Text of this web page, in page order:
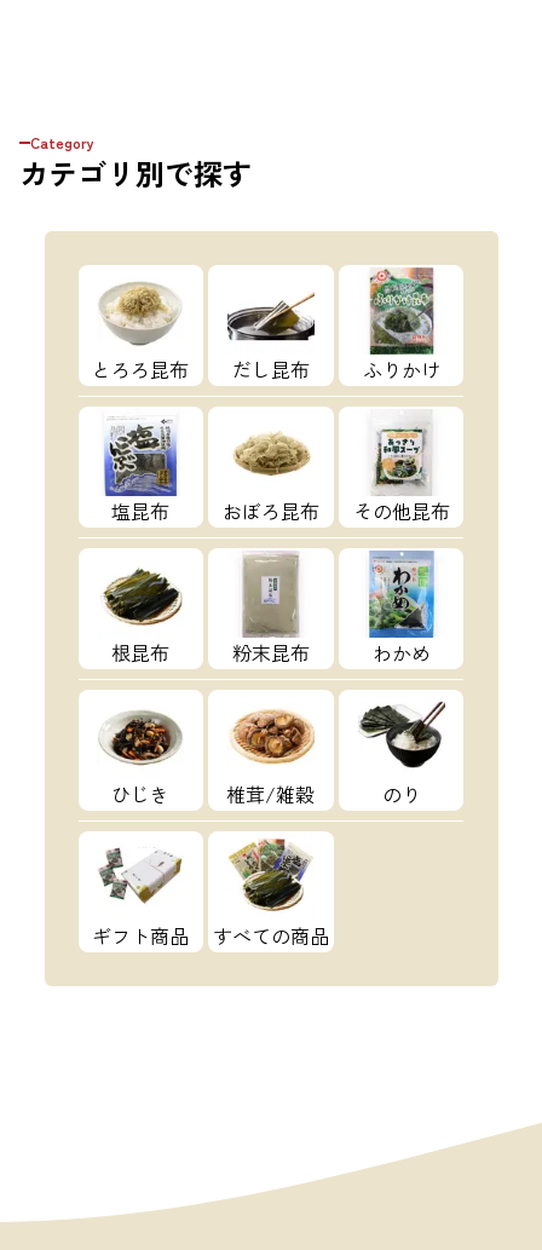
Category
カテゴリ 別で探す
とろろ昆布 だし昆布 ふりかけ
塩昆布 おぼろ昆布 その他昆布
根昆布 粉末昆布 わかめ
ひじき 椎茸/雑穀 のり
ギフト商品 すべての商品